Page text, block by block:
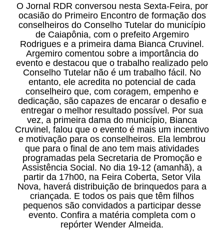
O Jornal RDR conversou nesta Sexta-Feira, por
ocasião do Primeiro Encontro de formação dos
conselheiros do Conselho Tutelar do município
de Caiapônia, com o prefeito Argemiro
Rodrigues e a primeira dama Bianca Cruvinel.
Argemiro comentou sobre a importância do
evento e destacou que o trabalho realizado pelo
Conselho Tutelar não é um trabalho fácil. No
entanto, ele acredita no potencial de cada
conselheiro que, com coragem, empenho e
dedicação, são capazes de encarar o desafio e
entregar o melhor resultado possível. Por sua
vez, a primeira dama do município, Bianca
Cruvinel, falou que o evento é mais um incentivo
e motivação para os conselheiros. Ela lembrou
que para o final de ano tem mais atividades
programadas pela Secretaria de Promoção e
Assistência Social. No dia 19-12 (amanhã), a
partir da 17h00, na Feira Coberta, Setor Vila
Nova, haverá distribuição de brinquedos para a
criançada. E todos os pais que têm filhos
pequenos são convidados a participar desse
evento. Confira a matéria completa com o
repórter Wender Almeida.